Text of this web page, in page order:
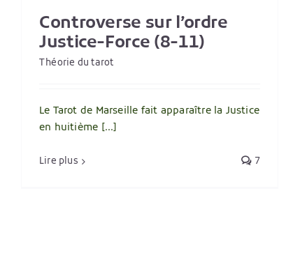
Controverse sur l’ordre
Justice-Force (8-11)
Théorie du tarot
Le Tarot de Marseille fait apparaître la Justice
en huitième [...]
Lire plus 7